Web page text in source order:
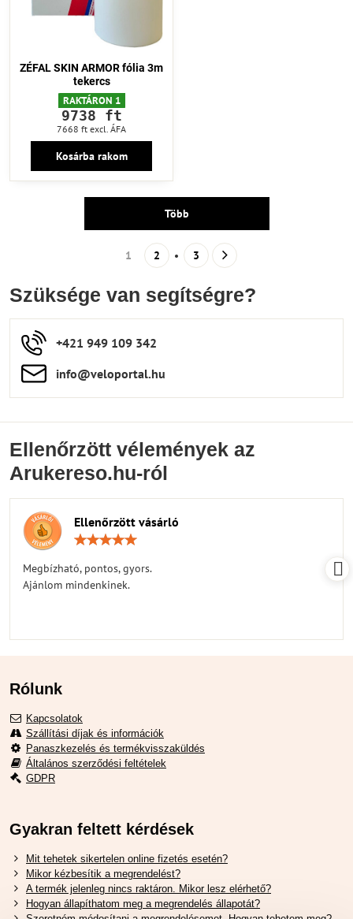
ZÉFAL SKIN ARMOR fólia 3m
tekercs
RAKTÁRON 1
9738 ft
7668 ft excl. ÁFA
Kosárba rakom
Több
1 2 3
Szüksége van segítségre?
+421 949 109 342
info​​@veloportal​.hu
Ellenőrzött vélemények az
Arukereso.hu-ról
Ellenőrzött vásárló
Megbízható, pontos, gyors.
Ajánlom mindenkinek.
Rólunk
Kapcsolatok
Szállítási díjak és információk
Panaszkezelés és termékvisszaküldés
Általános szerződési feltételek
GDPR
Gyakran feltett kérdések
Mit tehetek sikertelen online fizetés esetén?
Mikor kézbesítik a megrendelést?
A termék jelenleg nincs raktáron. Mikor lesz elérhető?
Hogyan állapíthatom meg a megrendelés állapotát?